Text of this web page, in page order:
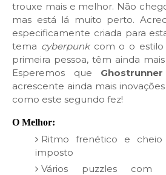
trouxe mais e melhor. Não
mas está lá muito perto.
especificamente criada para
tema cyberpunk com o o
primeira pessoa, têm ainda
Esperemos que
acrescente ainda mais
como este segundo fez!
O Melhor:
Ritmo frenético e cheio
imposto
Vários puzzles com